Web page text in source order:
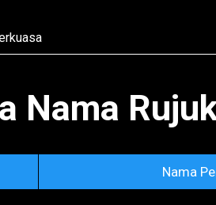
Nama
Nama